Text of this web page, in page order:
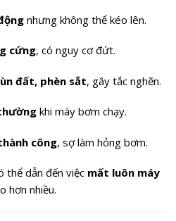
nhưng không thể kéo lên.
cứng, có nguy cơ đứt.
đất, phèn sắt, gây tắc nghẽn.
khi máy bơm chạy.
công, sợ làm hỏng bơm.
thể dẫn đến việc mất luôn máy
hơn nhiều.